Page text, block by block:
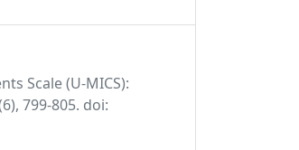
Scale (U-MICS):
799-805. doi: